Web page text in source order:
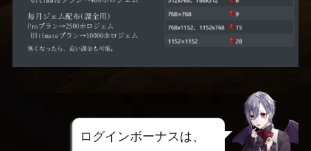
ログインボーナスは、